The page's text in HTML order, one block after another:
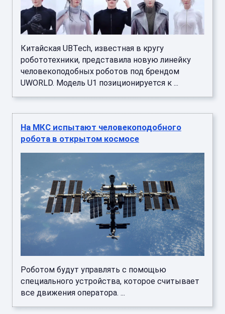
Китайская UBTech, известная в кругу
робототехники, представила новую линейку
человекоподобных роботов под брендом
UWORLD. Модель U1 позиционируется к ...
На МКС испытают человекоподобного
робота в открытом космосе
Роботом будут управлять с помощью
специального устройства, которое считывает
все движения оператора. ...